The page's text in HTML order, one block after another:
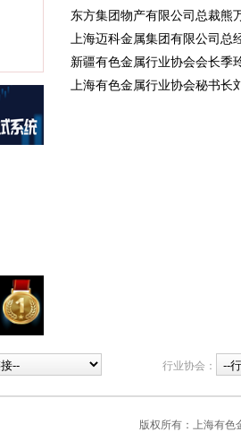
东方集团物产有限公司总裁熊
上海迈科金属集团有限公司总
新疆有色金属行业协会会长季
上海有色金属行业协会秘书长
行业协会：
版权所有：上海有